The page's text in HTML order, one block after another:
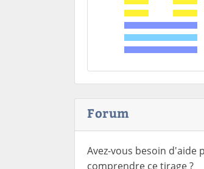
Forum
Avez-vous besoin d'aide
comprendre ce tirage ?